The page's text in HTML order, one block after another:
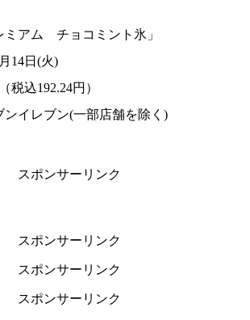
ミアム チョコミント氷」
14日(火)
税込192.24円）
ンイレブン(一部店舗を除く)
スポンサーリンク
スポンサーリンク
スポンサーリンク
スポンサーリンク